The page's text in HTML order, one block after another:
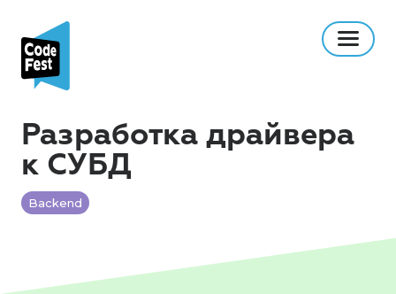
Разработка драйвера
к СУБД
Backend